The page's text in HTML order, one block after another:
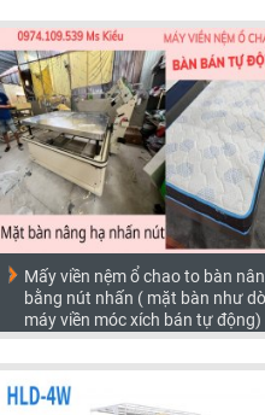
Mấy viền nệm ổ chao to bàn
bằng nút nhấn ( mặt bàn như
máy viền móc xích bán tự động)